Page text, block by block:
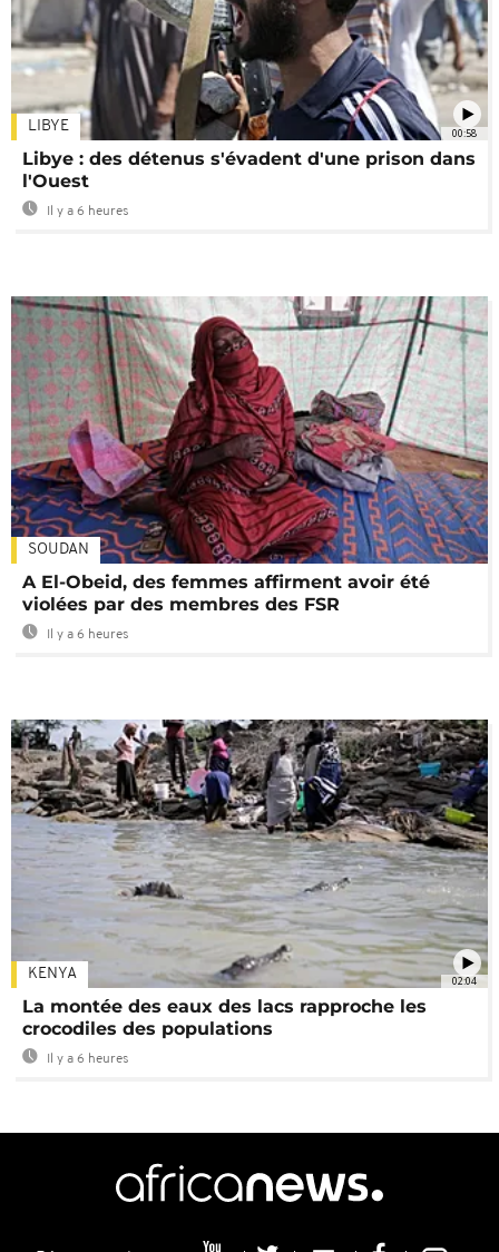
00:58
LIBYE
Libye : des détenus s'évadent d'une prison dans
l'Ouest
Il y a 6 heures
SOUDAN
A El-Obeid, des femmes affirment avoir été
violées par des membres des FSR
Il y a 6 heures
02:04
KENYA
La montée des eaux des lacs rapproche les
crocodiles des populations
Il y a 6 heures